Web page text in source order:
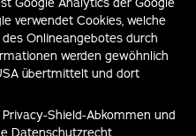
verwendet Cookies, welche
Onlineangebotes durch
werden gewöhnlich
übertmittelt und dort
Shield-Abkommen und
Datenschutzrecht